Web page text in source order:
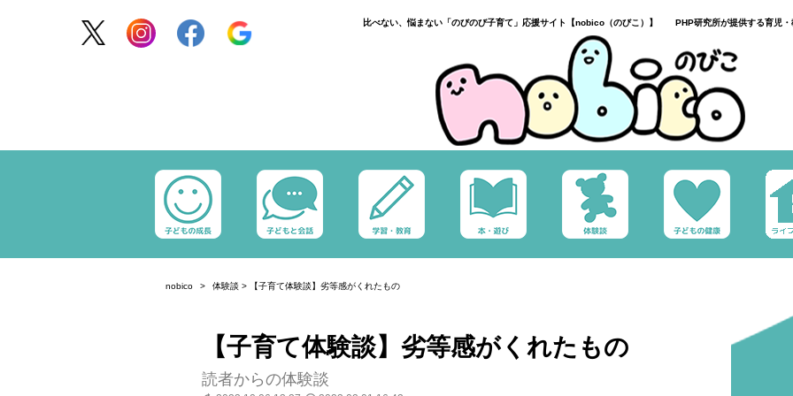
比べない、悩まない「のびのび子育て」応援サイト【nobico（のびこ）】 PHP研究所が提供する育児・
nobico 体験談 > 【子育て体験談】劣等感がくれたもの
【子育て体験談】劣等感がくれたもの
読者からの体験談